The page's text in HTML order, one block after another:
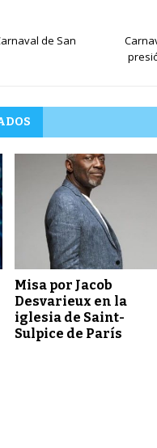
de San
Misa por Jacob
Desvarieux en la
iglesia de Saint-
Sulpice de París